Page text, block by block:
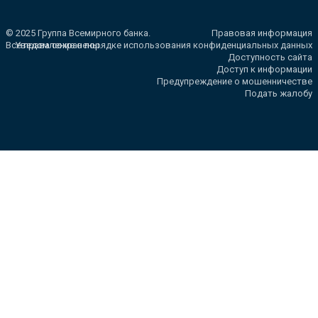
© 2025 Группа Всемирного банка.
Все права сохранены.
Правовая информация
Уведомление о порядке использования конфиденциальных данных
Доступность сайта
Доступ к информации
Предупреждение о мошенничестве
Подать жалобу